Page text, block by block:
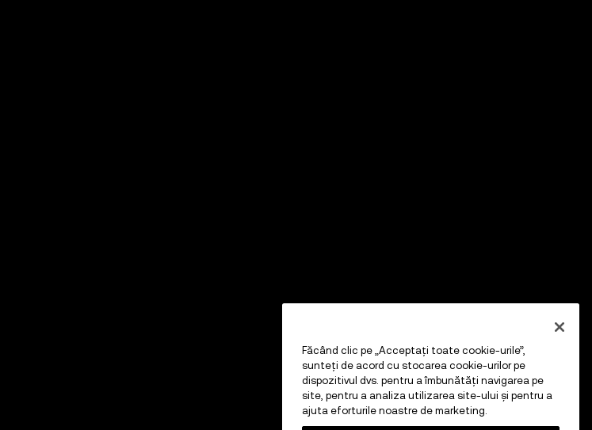
Făcând clic pe „Acceptați toate cookie-urile”,
sunteți de acord cu stocarea cookie-urilor pe
dispozitivul dvs. pentru a îmbunătăți navigarea pe
site, pentru a analiza utilizarea site-ului și pentru a
ajuta eforturile noastre de marketing.